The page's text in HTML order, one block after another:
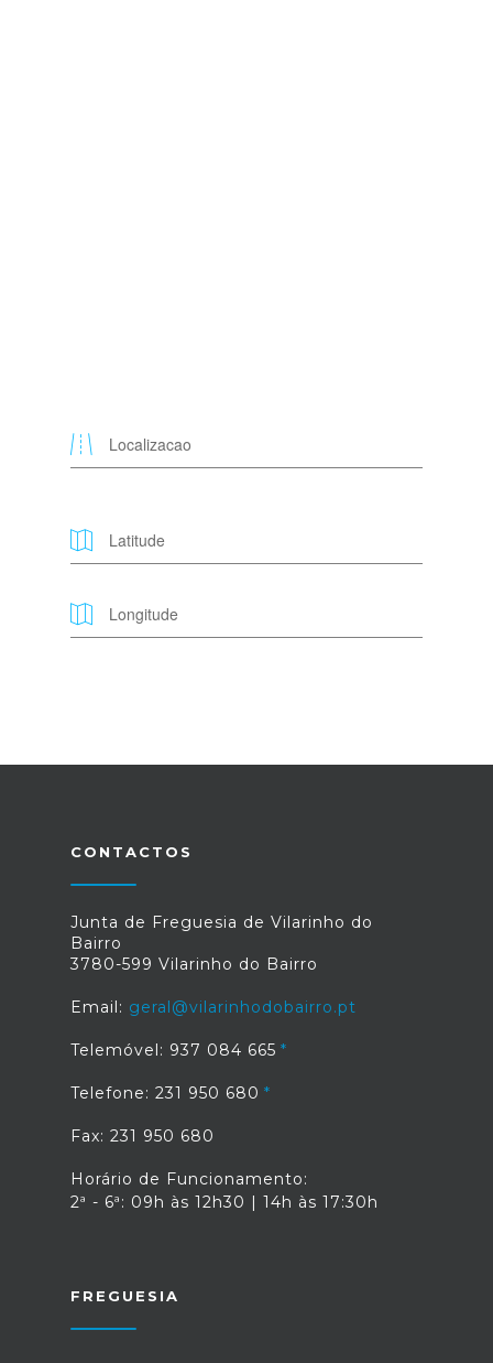
CONTACTOS
Junta de Freguesia de Vilarinho do
Bairro
3780-599 Vilarinho do Bairro
Email: geral@vilarinhodobairro.pt
Telemóvel: 937 084 665
Telefone: 231 950 680
Fax: 231 950 680
Horário de Funcionamento:
2ª - 6ª: 09h às 12h30 | 14h às 17:30h
FREGUESIA